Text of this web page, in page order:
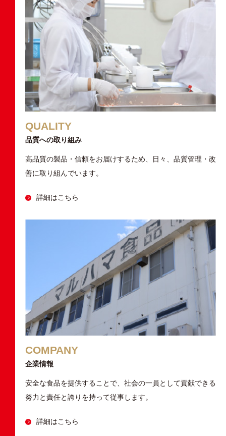
QUALITY
品質への取り組み
高品質の製品・信頼をお届けするため、
日々、品質管理・改
善に取り組んでいます。
詳細はこちら
COMPANY
企業情報
安全な食品を提供することで、社会の一員として貢献できる
努力と責任と誇りを持って従事します。
詳細はこちら